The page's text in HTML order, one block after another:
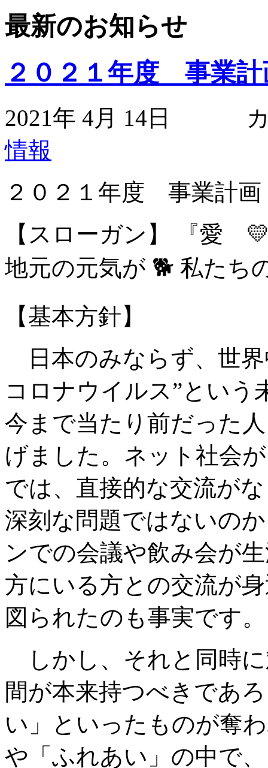
最新のお知らせ
２０２１年度 事業計
2021年 4月 14日 カ
情報
２０２１年度 事業計画
【スローガン】 『愛
地元の元気が 🐕 私たち
【基本方針】
日本のみならず、世界
コロナウイルス”という
今まで当たり前だった
げました。ネット社会
では、直接的な交流が
深刻な問題ではないの
ンでの会議や飲み会が
方にいる方との交流が
図られたのも事実です。
しかし、それと同時
間が本来持つべきであ
い」といったものが奪
や「ふれあい」の中で